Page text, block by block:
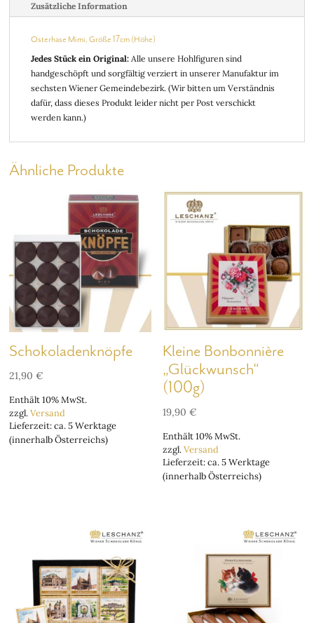
Zusätzliche Information
Osterhase Mimi, Größe 17cm (Höhe)
Jedes Stück ein Original: Alle unsere Hohlfiguren sind
handgeschöpft und sorgfältig verziert in unserer Manufaktur im
sechsten Wiener Gemeindebezirk. (Wir bitten um Verständnis
dafür, dass dieses Produkt leider nicht per Post verschickt
werden kann.)
Ähnliche Produkte
Schokoladenknöpfe
21,90€
Enthält 10% MwSt.
zzgl.Versand
Lieferzeit: ca. 5 Werktage
(innerhalb Österreichs)
Kleine Bonbonnière
„Glückwunsch“
(100g)
19,90€
Enthält 10% MwSt.
zzgl.Versand
Lieferzeit: ca. 5 Werktage
(innerhalb Österreichs)